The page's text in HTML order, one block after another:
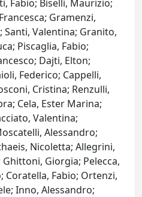
Fabio; Biselli, Maurizio;
Gramenzi,
Valentina; Granito,
Piscaglia, Fabio;
Dajti, Elton;
Federico; Cappelli,
Cristina; Renzulli,
Cela, Ester Marina;
Valentina;
Alessandro;
Nicoletta; Allegrini,
Giorgia; Pelecca,
Coratella, Fabio; Ortenzi,
Inno, Alessandro;